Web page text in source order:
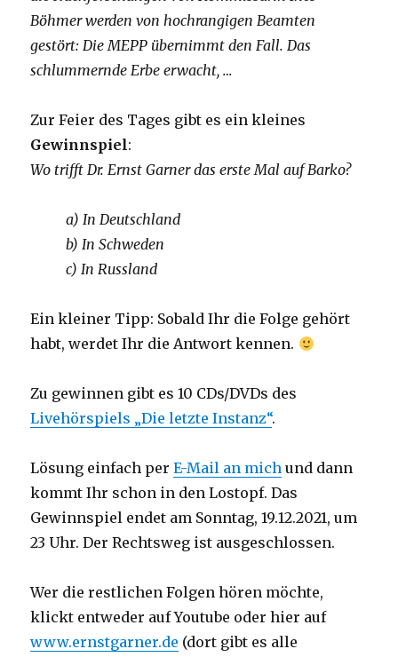
Böhmer werden von hochrangigen Beamten
gestört: Die MEPP übernimmt den Fall. Das
schlummernde Erbe erwacht, …
Zur Feier des Tages gibt es ein kleines
Gewinnspiel:
Wo trifft Dr. Ernst Garner das erste Mal auf Barko?
a) In Deutschland
b) In Schweden
c) In Russland
Ein kleiner Tipp: Sobald Ihr die Folge gehört
habt, werdet Ihr die Antwort kennen.
Zu gewinnen gibt es 10 CDs/DVDs des
Livehörspiels „Die letzte Instanz“.
Lösung einfach perE-Mail an mich und dann
kommt Ihr schon in den Lostopf. Das
Gewinnspiel endet am Sonntag, 19.12.2021, um
23 Uhr. Der Rechtsweg ist ausgeschlossen.
Wer die restlichen Folgen hören möchte,
klickt entweder auf Youtube oder hier auf
www.ernstgarner.de (dort gibt es alle